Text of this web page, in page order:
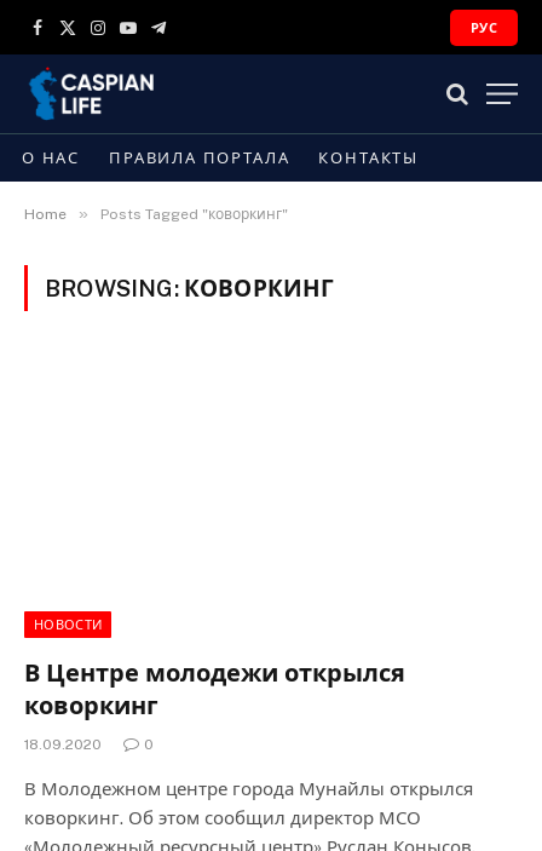
Facebook
X
Instagram
YouTubeTelegram
РУС
О НАС ПРАВИЛА ПОРТАЛА КОНТАКТЫ
Home » Posts Tagged "коворкинг"
BROWSING: КОВОРКИНГ
НОВОСТИ
В Центре молодежи открылся
коворкинг
18.09.2020 0
В Молодежном центре города Мунайлы открылся
коворкинг. Об этом сообщил директор МСО
«Молодежный ресурсный центр» Руслан Конысов.